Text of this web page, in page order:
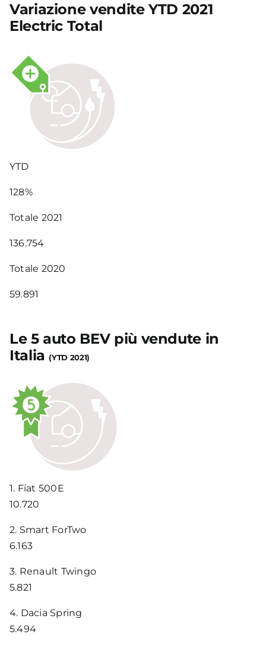
Variazione vendite YTD 2021
Electric Total
YTD
128%
Totale 2021
136.754
Totale 2020
59.891
Le 5 auto BEV più vendute in
Italia (YTD 2021)
1. Fiat 500E
10.720
2. Smart ForTwo
6.163
3. Renault Twingo
5.821
4. Dacia Spring
5.494